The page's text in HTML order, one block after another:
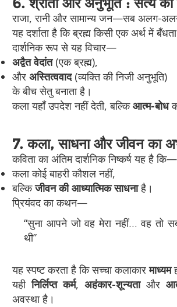
राजा, रानी और सामान्य जन—सब अलग-
यह दर्शाता है कि ब्रह्म किसी एक अर्थ में
दार्शनिक रूप से यह विचार—
अद्वैत वेदांत(एक ब्रह्म),
और अस्तित्ववाद(व्यक्ति की निजी अनुभूति)
के बीच सेतु बनाता है।
कला यहाँ उपदेश नहीं देती, बल्किआत्म-बोध
7. कला, साधना और जीवन का
कविता का अंतिम दार्शनिक निष्कर्ष यह है कि—
कला कोई बाहरी कौशल नहीं,
बल्किजीवन की आध्यात्मिक साधनाहै।
प्रियंवद का कथन—
“सुना आपने जो वह मेरा नहीं… वह तो
थी”
यह स्पष्ट करता है कि सच्चा कलाकारमाध्यम
यहीनिर्लिप्त कर्म, अहंकार-शून्यताऔर
अवस्था है।